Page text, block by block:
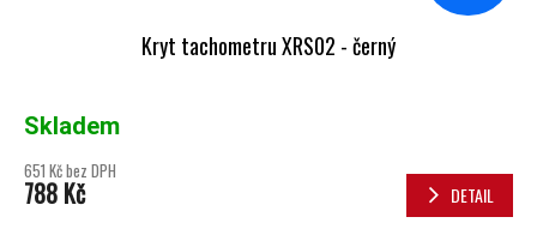
Kryt tachometru XRS02 - černý
Skladem
651 Kč bez DPH
788 Kč DETAIL